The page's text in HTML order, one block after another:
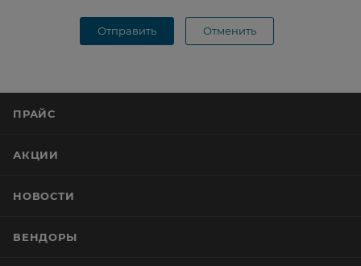
Отправить Отменить
ПРАЙС
АКЦИИ
НОВОСТИ
ВЕНДОРЫ